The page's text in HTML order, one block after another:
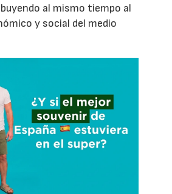
al mismo tiempo al
y social del medio